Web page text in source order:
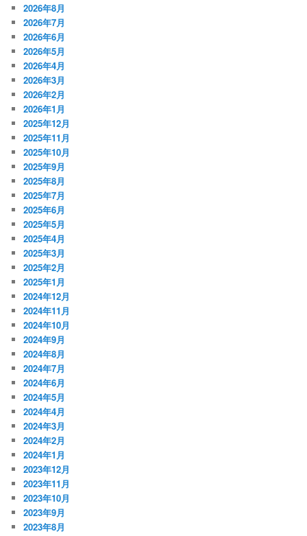
2026年8月
2026年7月
2026年6月
2026年5月
2026年4月
2026年3月
2026年2月
2026年1月
2025年12月
2025年11月
2025年10月
2025年9月
2025年8月
2025年7月
2025年6月
2025年5月
2025年4月
2025年3月
2025年2月
2025年1月
2024年12月
2024年11月
2024年10月
2024年9月
2024年8月
2024年7月
2024年6月
2024年5月
2024年4月
2024年3月
2024年2月
2024年1月
2023年12月
2023年11月
2023年10月
2023年9月
2023年8月